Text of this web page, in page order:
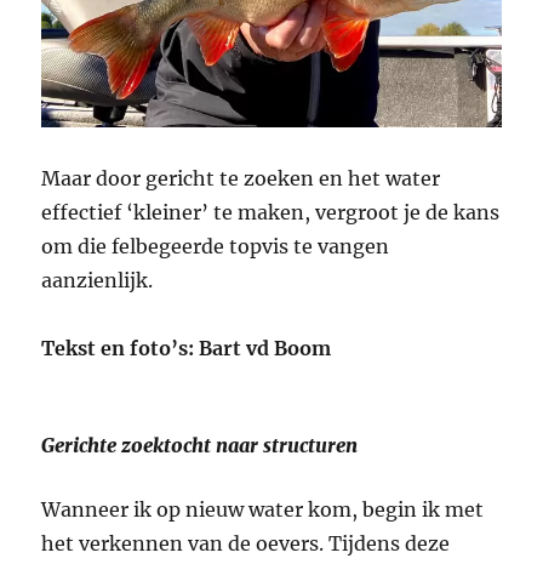
Maar door gericht te zoeken en het water
effectief ‘kleiner’ te maken, vergroot je de kans
om die felbegeerde topvis te vangen
aanzienlijk.
Tekst en foto’s: Bart vd Boom
Gerichte zoektocht naar structuren
Wanneer ik op nieuw water kom, begin ik met
het verkennen van de oevers. Tijdens deze